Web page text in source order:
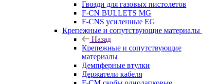
Гвозди для газовых пистолетов
F-CN BULLETS MG
F-CNS усиленные EG
Крепежные и сопутствующие материалы
Назад
Крепежные и сопутствующие
материалы
Демпферные втулки
Держатели кабеля